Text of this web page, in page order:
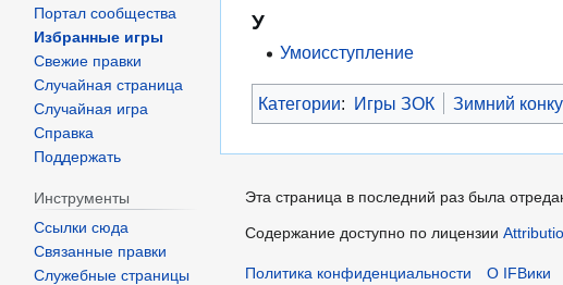
У
Умоисступление
Категории: Игры ЗОК Зимний
Портал сообщества
Избранные игры
Свежие правки
Случайная страница
Случайная игра
Справка
Поддержать
Инструменты
Ссылки сюда
Связанные правки
Служебные страницы
Эта страница в последний раз была
Содержание доступно по лицензии
Политика конфиденциальности О IFВики